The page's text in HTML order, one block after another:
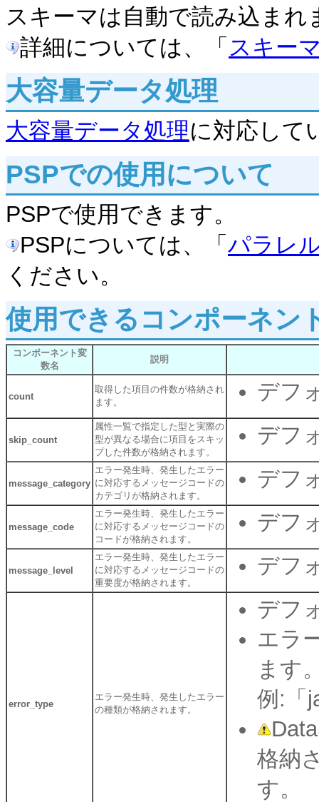
スキーマは自動で読み込まれ
詳細については、「 スキー
大容量データ処理
大容量データ処理に対応して
PSPでの使用について
PSPで使用できます。
PSPについては、「 パラレ
ください。
使用できるコンポーネン
コンポーネント変
数名
説明
count
取得した項目の件数が格納され
ます。
デフ
skip_count
属性一覧で指定した型と実際の
型が異なる場合に項目をスキッ
プした件数が格納されます。
デフ
message_category
エラー発生時、発生したエラー
に対応するメッセージコードの
カテゴリが格納されます。
デフ
message_code
エラー発生時、発生したエラー
に対応するメッセージコードの
コードが格納されます。
デフ
message_level
エラー発生時、発生したエラー
に対応するメッセージコードの
重要度が格納されます。
デフ
error_type
エラー発生時、発生したエラー
の種類が格納されます。
デフ
エラ
ます
例:「
格納
す。